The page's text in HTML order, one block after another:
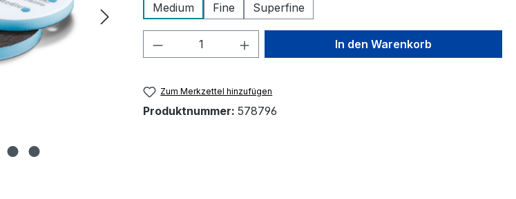
Medium
Fine Superfine
Produkt Anzahl: Gib den gewünschten Wert
In den Warenkorb
Zum Merkzettel hinzufügen
Produktnummer: 578796